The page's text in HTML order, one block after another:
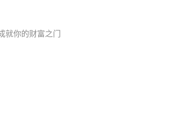
就你的财富之门